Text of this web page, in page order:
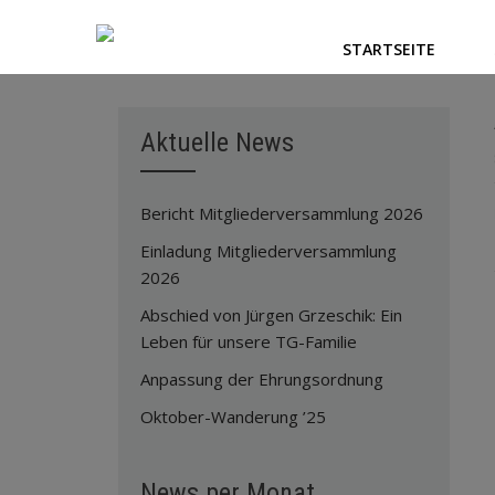
STARTSEITE
Aktuelle News
Bericht Mitgliederversammlung 2026
Einladung Mitgliederversammlung
2026
Abschied von Jürgen Grzeschik: Ein
Leben für unsere TG-Familie
Anpassung der Ehrungsordnung
Oktober-Wanderung ’25